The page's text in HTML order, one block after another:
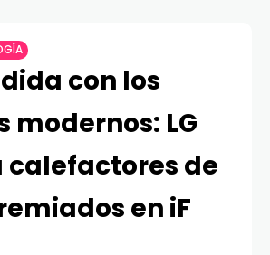
con los
modernos: LG
calefactores de
en iF